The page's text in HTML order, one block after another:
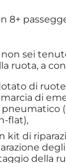
8+
sei
ruota, a
di
di
pneumatico
flat),
kit di
della